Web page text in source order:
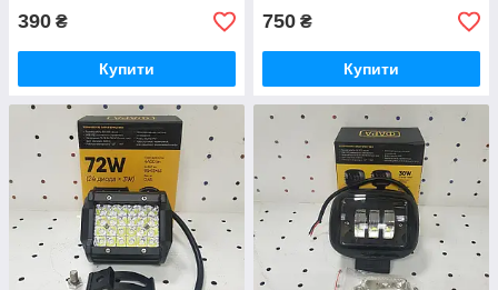
390 ₴
Купити
750 ₴
Купити